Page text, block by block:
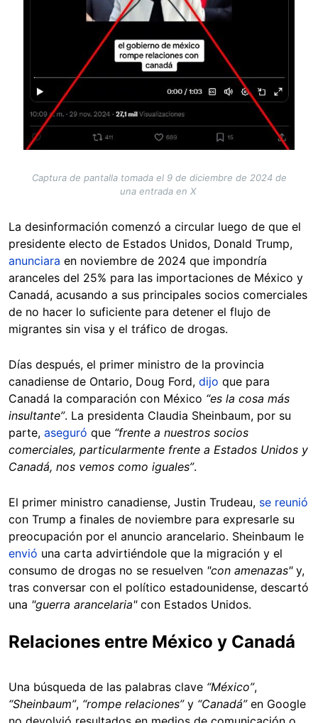
Captura de pantalla tomada el 9 de diciembre de 2024 de
una entrada en X
La desinformación comenzó a circular luego de que el
presidente electo de Estados Unidos, Donald Trump,
anunciara en noviembre de 2024 que impondría
aranceles del 25% para las importaciones de México y
Canadá, acusando a sus principales socios comerciales
de no hacer lo suficiente para detener el flujo de
migrantes sin visa y el tráfico de drogas.
Días después, el primer ministro de la provincia
canadiense de Ontario, Doug Ford, dijo que para
Canadá la comparación con México “es la cosa más
insultante”. La presidenta Claudia Sheinbaum, por su
parte, aseguró que “frente a nuestros socios
comerciales, particularmente frente a Estados Unidos y
Canadá, nos vemos como iguales”.
El primer ministro canadiense, Justin Trudeau, se reunió
con Trump a finales de noviembre para expresarle su
preocupación por el anuncio arancelario. Sheinbaum le
envió una carta advirtiéndole que la migración y el
consumo de drogas no se resuelven "con amenazas"y,
tras conversar con el político estadounidense, descartó
una "guerra arancelaria"con Estados Unidos.
Relaciones entre México y Canadá
Una búsqueda de las palabras clave “México”,
“Sheinbaum”, “rompe relaciones”y “Canadá”en Google